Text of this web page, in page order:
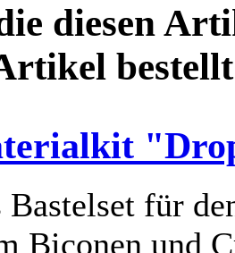
diesen
Bastelset für
Biconen und